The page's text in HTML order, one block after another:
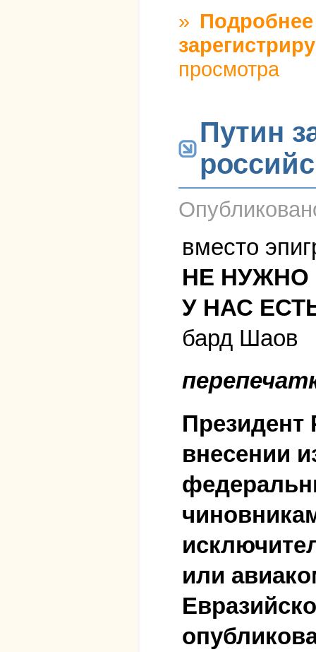
» Подробнее
просмотра
Путин
вместо
НЕ НУЖНО
У НАС
бард Шаов
Президент
внесении
или